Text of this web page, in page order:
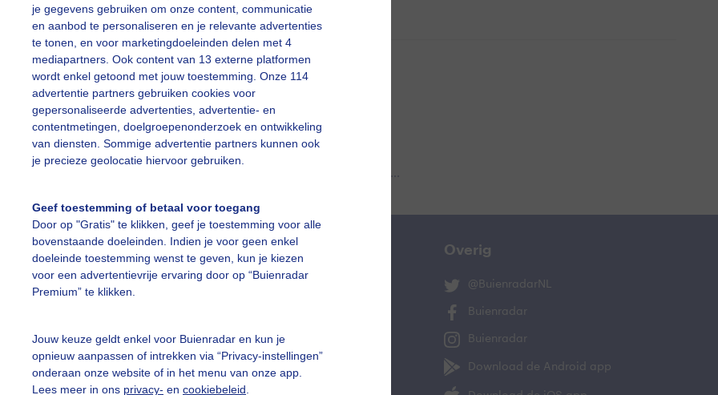
je gegevens gebruiken om onze content, communicatie
en aanbod te personaliseren en je relevante advertenties
te tonen, en voor marketingdoeleinden delen met 4
mediapartners. Ook content van 13 externe platformen
wordt enkel getoond met jouw toestemming. Onze 114
advertentie partners gebruiken cookies voor
gepersonaliseerde advertenties, advertentie- en
contentmetingen, doelgroepenonderzoek en ontwikkeling
van diensten. Sommige advertentie partners kunnen ook
je precieze geolocatie hiervoor gebruiken.
Geef toestemming of betaal voor toegang
Door op "Gratis" te klikken, geef je toestemming voor alle
bovenstaande doeleinden. Indien je voor geen enkel
doeleinde toestemming wenst te geven, kun je kiezen
voor een advertentievrije ervaring door op “Buienradar
Premium” te klikken.
Jouw keuze geldt enkel voor Buienradar en kun je
opnieuw aanpassen of intrekken via “Privacy-instellingen”
onderaan onze website of in het menu van onze app.
Lees meer in ons privacy- en cookiebeleid
slideshow
vragen
Mijn weer
De Bilt
Overig
@BuienradarNL
Buienradar
Buienradar
Download de Android app